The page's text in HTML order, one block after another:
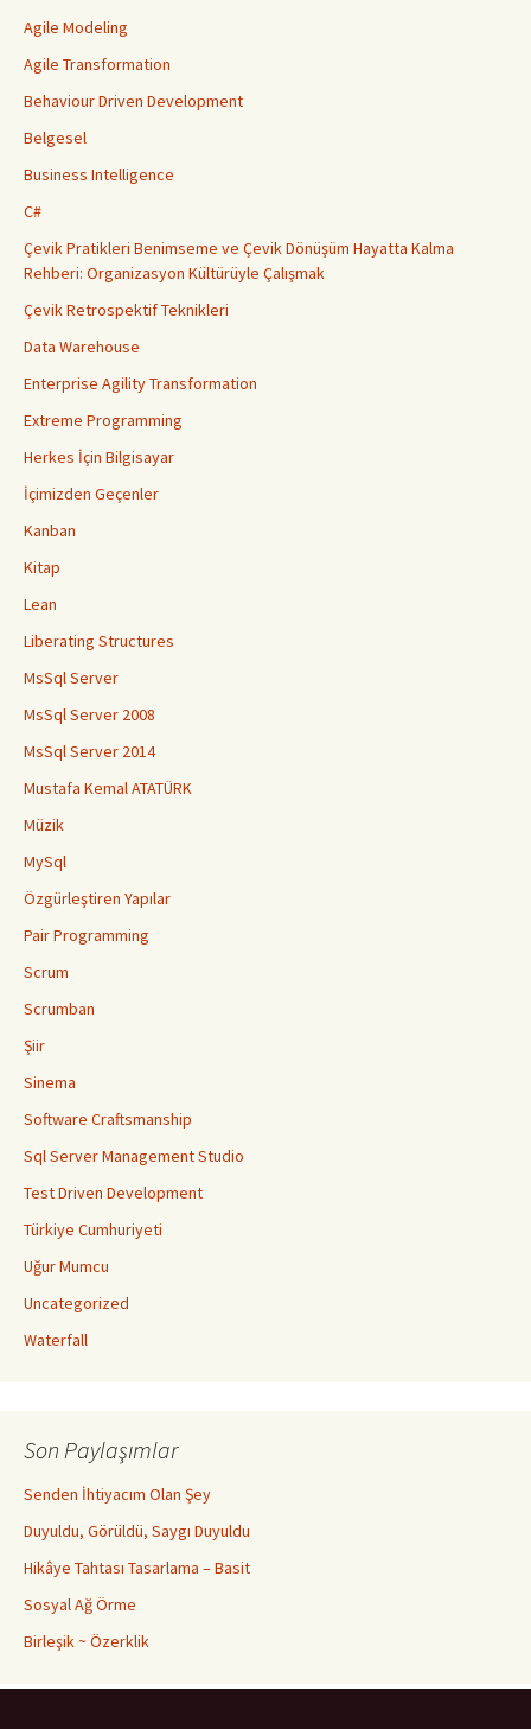
Agile Modeling
Agile Transformation
Behaviour Driven Development
Belgesel
Business Intelligence
C#
Çevik Pratikleri Benimseme ve Çevik Dönüşüm Hayatta Kalma
Rehberi: Organizasyon Kültürüyle Çalışmak
Çevik Retrospektif Teknikleri
Data Warehouse
Enterprise Agility Transformation
Extreme Programming
Herkes İçin Bilgisayar
İçimizden Geçenler
Kanban
Kitap
Lean
Liberating Structures
MsSql Server
MsSql Server 2008
MsSql Server 2014
Mustafa Kemal ATATÜRK
Müzik
MySql
Özgürleştiren Yapılar
Pair Programming
Scrum
Scrumban
Şiir
Sinema
Software Craftsmanship
Sql Server Management Studio
Test Driven Development
Türkiye Cumhuriyeti
Uğur Mumcu
Uncategorized
Waterfall
Son Paylaşımlar
Senden İhtiyacım Olan Şey
Duyuldu, Görüldü, Saygı Duyuldu
Hikâye Tahtası Tasarlama – Basit
Sosyal Ağ Örme
Birleşik ~ Özerklik